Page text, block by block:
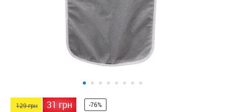
129 грн 31 грн -76%